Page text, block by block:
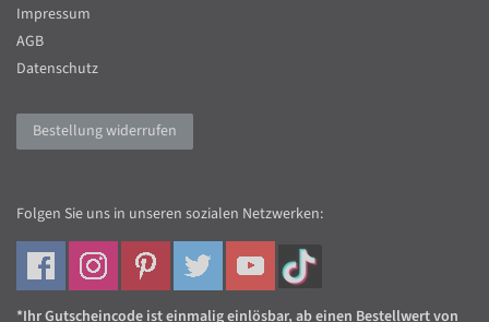
Impressum
AGB
Datenschutz
Bestellung widerrufen
Folgen Sie uns in unseren sozialen Netzwerken:
*Ihr Gutscheincode ist einmalig einlösbar, ab einen Bestellwert von